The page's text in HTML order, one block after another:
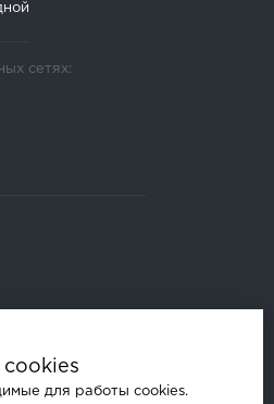
сетях:
cookies
для работы cookies.